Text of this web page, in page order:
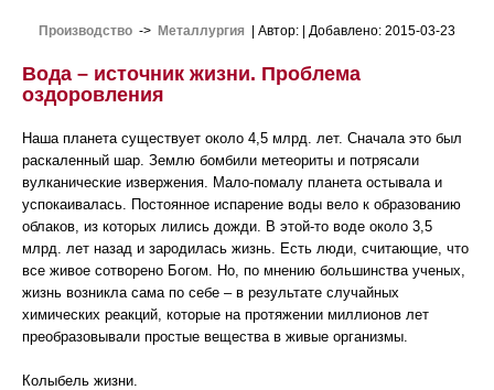
Производство -> Металлургия | Автор: | Добавлено: 2015-03-23
Вода – источник жизни. Проблема
оздоровления
Наша планета существует около 4,5 млрд. лет. Сначала это был
раскаленный шар. Землю бомбили метеориты и потрясали
вулканические извержения. Мало-помалу планета остывала и
успокаивалась. Постоянное испарение воды вело к образованию
облаков, из которых лились дожди. В этой-то воде около 3,5
млрд. лет назад и зародилась жизнь. Есть люди, считающие, что
все живое сотворено Богом. Но, по мнению большинства ученых,
жизнь возникла сама по себе – в результате случайных
химических реакций, которые на протяжении миллионов лет
преобразовывали простые вещества в живые организмы.
Колыбель жизни.